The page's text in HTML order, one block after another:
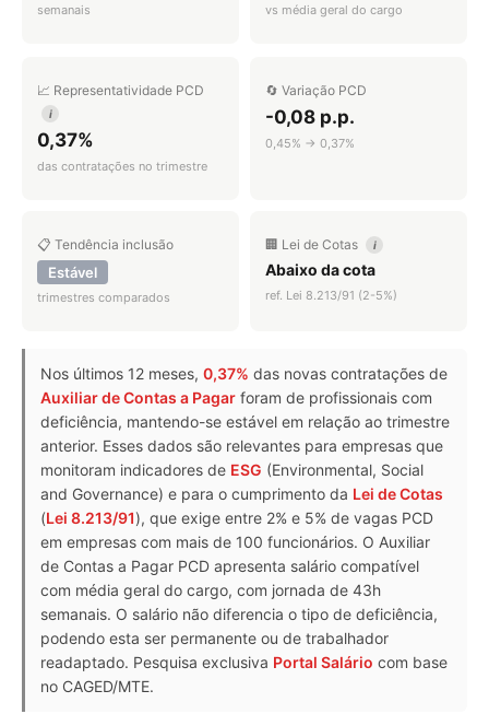
semanais vs média geral do cargo
📈 Representatividade PCD
i
0,37%
das contratações no trimestre
🔄 Variação PCD
-0,08 p.p.
0,45% → 0,37%
📋 Tendência inclusão
Estável
trimestres comparados
🏢 Lei de Cotas i
Abaixo da cota
ref. Lei 8.213/91 (2-5%)
Nos últimos 12 meses, 0,37% das novas contratações de
Auxiliar de Contas a Pagar foram de profissionais com
deficiência, mantendo-se estável em relação ao trimestre
anterior. Esses dados são relevantes para empresas que
monitoram indicadores de ESG (Environmental, Social
and Governance) e para o cumprimento da Lei de Cotas
(Lei 8.213/91), que exige entre 2% e 5% de vagas PCD
em empresas com mais de 100 funcionários. O Auxiliar
de Contas a Pagar PCD apresenta salário compatível
com média geral do cargo, com jornada de 43h
semanais. O salário não diferencia o tipo de deficiência,
podendo esta ser permanente ou de trabalhador
readaptado. Pesquisa exclusiva Portal Salário com base
no CAGED/MTE.